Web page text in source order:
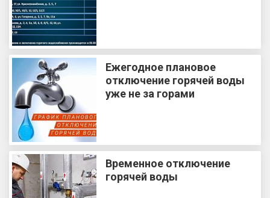
Ежегодное плановое
отключение горячей воды
уже не за горами
Временное отключение
горячей воды